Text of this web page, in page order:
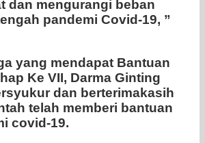
dan mengurangi beban
pandemi Covid-19, ”
yang mendapat Bantuan
Ke VII, Darma Ginting
dan berterimakasih
telah memberi bantuan
covid-19.